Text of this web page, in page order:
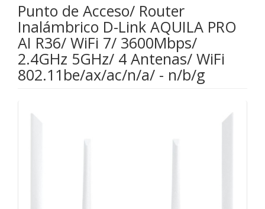
Punto de Acceso/ Router
Inalámbrico D-Link AQUILA PRO
AI R36/ WiFi 7/ 3600Mbps/
2.4GHz 5GHz/ 4 Antenas/ WiFi
802.11be/ax/ac/n/a/ - n/b/g